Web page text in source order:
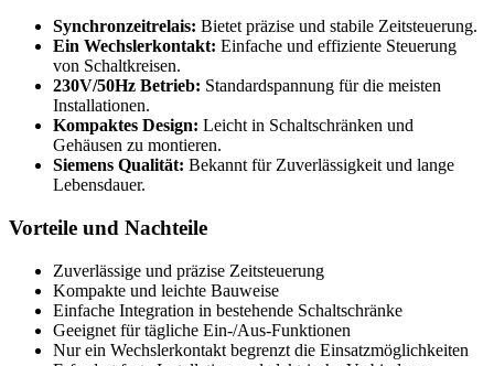
Synchronzeitrelais: Bietet präzise und stabile Zeitsteuerung.
Ein Wechslerkontakt: Einfache und effiziente Steuerung
von Schaltkreisen.
230V/50Hz Betrieb: Standardspannung für die meisten
Installationen.
Kompaktes Design: Leicht in Schaltschränken und
Gehäusen zu montieren.
Siemens Qualität: Bekannt für Zuverlässigkeit und lange
Lebensdauer.
Vorteile und Nachteile
Zuverlässige und präzise Zeitsteuerung
Kompakte und leichte Bauweise
Einfache Integration in bestehende Schaltschränke
Geeignet für tägliche Ein-/Aus-Funktionen
Nur ein Wechslerkontakt begrenzt die Einsatzmöglichkeiten